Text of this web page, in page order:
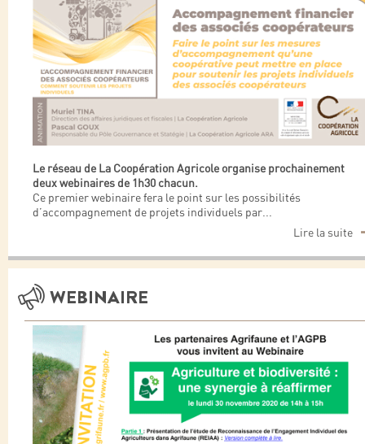
Le réseau de La Coopération Agricole organise prochainement
deux webinaires de 1h30 chacun.
Ce premier webinaire fera le point sur les possibilités
d’accompagnement de projets individuels par...
Lire la suite
WEBINAIRE